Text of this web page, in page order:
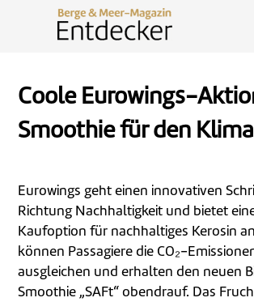
Coole Eurowings-
Smoothie für den
Eurowings geht einen innovativen
Richtung Nachhaltigkeit und bietet
Kaufoption für nachhaltiges Kerosin
können Passagiere die CO₂-
ausgleichen und erhalten den neuen
Smoothie „SAFt“ obendrauf. Das